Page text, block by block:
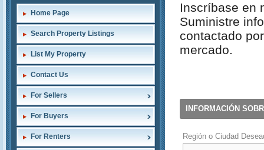
Home Page
Search Property Listings
List My Property
Contact Us
For Sellers
For Buyers
For Renters
Inscríbase en
Suministre
contactado
mercado.
INFORMACIÓN
Región o Ciudad